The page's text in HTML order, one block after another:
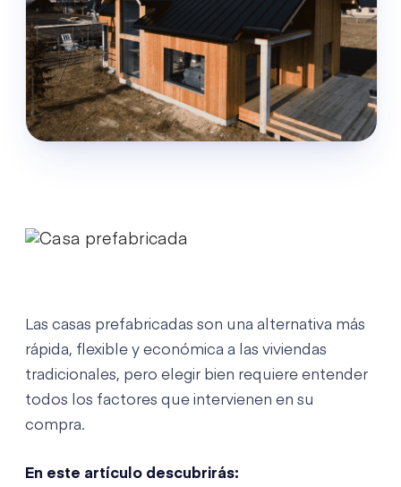
Las casas prefabricadas son una alternativa más
rápida, flexible y económica a las viviendas
tradicionales, pero elegir bien requiere entender
todos los factores que intervienen en su
compra.
En este artículo descubrirás: